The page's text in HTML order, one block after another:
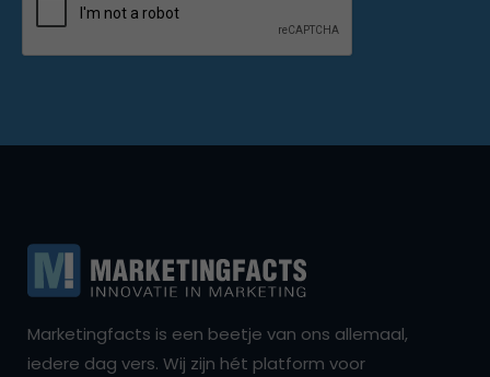
Marketingfacts is een beetje van ons allemaal,
iedere dag vers. Wij zijn hét platform voor